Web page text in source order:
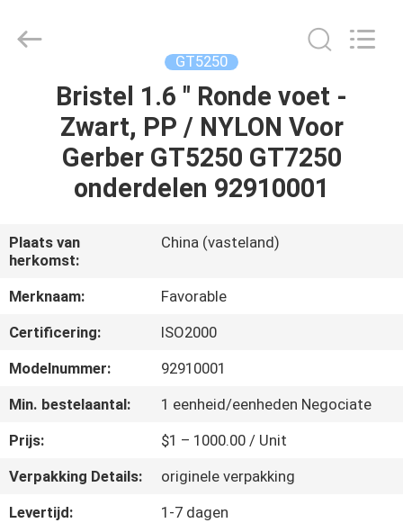
PRODUCTEN
ONS
FABRIEKSREIS
KWALITEITSCONTROLE
CONTACTEER
ONS
NIEUWS
CO.,LTD.
GT5250
Bristel 1.6 " Ronde voet -
Zwart, PP / NYLON Voor
Gerber GT5250 GT7250
onderdelen 92910001
Plaats van
herkomst:
China (vasteland)
Merknaam:
Favorable
Certificering:
ISO2000
Modelnummer:
92910001
Min. bestelaantal:
1 eenheid/eenheden Negociate
Prijs:
$1 – 1000.00 / Unit
Verpakking Details:
originele verpakking
Levertijd:
1-7 dagen